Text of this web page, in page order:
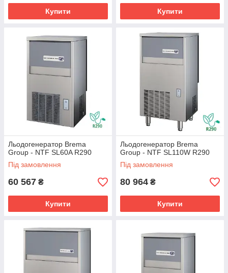
Купити Купити
Льодогенератор Brema
Group - NTF SL60A R290
Під замовлення
60 567 ₴
Купити
Льодогенератор Brema
Group - NTF SL110W R290
Під замовлення
80 964 ₴
Купити